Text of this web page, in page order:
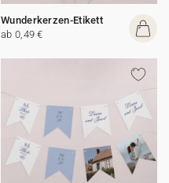
Wunderkerzen-Etikett
ab 0,49 €